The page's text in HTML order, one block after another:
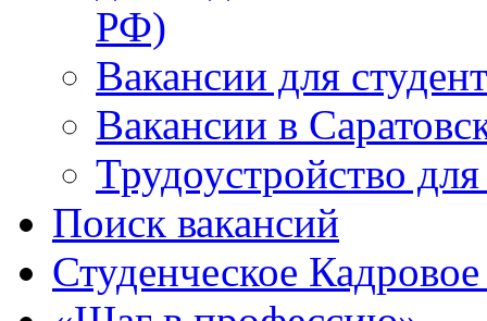
РФ)
Вакансии для
Вакансии в
Трудоустройство
Поиск вакансий
Студенческое Кадровое